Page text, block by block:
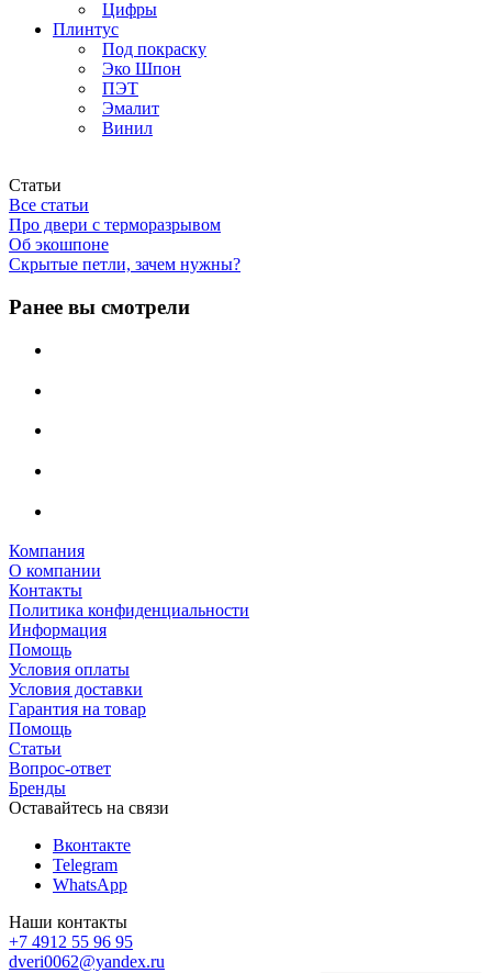
Цифры
Плинтус
Под покраску
Эко Шпон
ПЭТ
Эмалит
Винил
Статьи
Все статьи
Про двери с терморазрывом
Об экошпоне
Скрытые петли, зачем нужны?
Ранее вы смотрели
Компания
О компании
Контакты
Политика конфиденциальности
Информация
Помощь
Условия оплаты
Условия доставки
Гарантия на товар
Помощь
Статьи
Вопрос-ответ
Бренды
Оставайтесь на связи
Вконтакте
Telegram
WhatsApp
Наши контакты
+7 4912 55 96 95
dveri0062@yandex.ru